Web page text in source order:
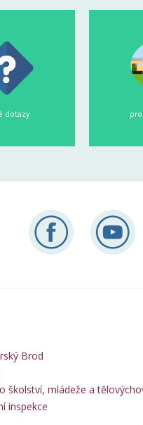
dotazy
Brod
školství, mládeže a
inspekce